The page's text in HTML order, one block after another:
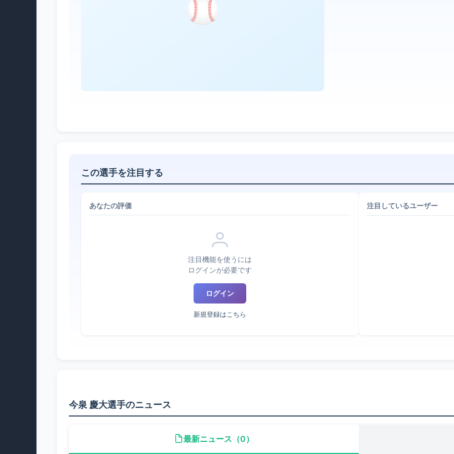
この選手を注目する
あなたの評価
注目機能を使うには
ログインが必要です
ログイン
新規登録はこちら
注目しているユーザー
今泉 慶大選手のニュース
最新ニュース（0）